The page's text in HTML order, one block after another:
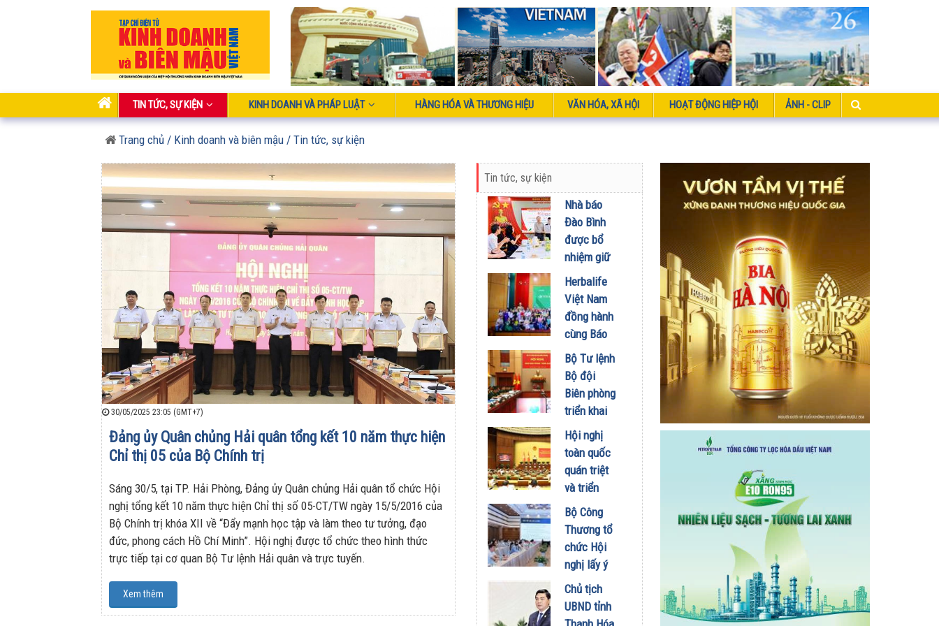
TIN TỨC, SỰ KIỆN KINH DOANH VÀ PHÁP LUẬT HÀNG HÓA VÀ THƯƠNG HIỆU VĂN HÓA, XÃ HỘI HOẠT ĐỘNG HIỆP HỘI ẢNH - CLIP
Trang chủ / Kinh doanh và biên mậu / Tin tức, sự kiện
30/05/2025 23:05 (GMT+7)
Đảng ủy Quân chủng Hải quân tổng kết 10 năm thực hiện
Chỉ thị 05 của Bộ Chính trị
Sáng 30/5, tại TP. Hải Phòng, Đảng ủy Quân chủng Hải quân tổ chức Hội
nghị tổng kết 10 năm thực hiện Chỉ thị số 05-CT/TW ngày 15/5/2016 của
Bộ Chính trị khóa XII về “Đẩy mạnh học tập và làm theo tư tưởng, đạo
đức, phong cách Hồ Chí Minh”. Hội nghị được tổ chức theo hình thức
trực tiếp tại cơ quan Bộ Tư lệnh Hải quân và trực tuyến.
Xem thêm
Tin tức, sự kiện
Nhà báo
Đào Bình
được bổ
nhiệm giữ
chức Tổng
Biên tập
Tạp chí
Doanh
nghiệp và
Đầu tư
01/08/2026
Herbalife
Việt Nam
đồng hành
cùng Báo
Sức khỏe
và Đời
sống tổ
chức Cuộc
Khỏe Đẹp
Hơn” lần
thứ 5 để
khuyến
khích mọi
người trở
thành
phiên bản
chính mình
Bộ Tư lệnh
Bộ đội
Biên phòng
triển khai
phương
hướng,
nhiệm vụ
trọng tâm
8/2026
31/07/2026
Hội nghị
toàn quốc
quán triệt
và triển
khai thực
hiện Nghị
quyết Hội
nghị Trung
ương 3
29/07/2026
Bộ Công
Thương tổ
chức Hội
nghị lấy ý
kiến dự
thảo Nghị
định về
Chủ tịch
UBND tỉnh